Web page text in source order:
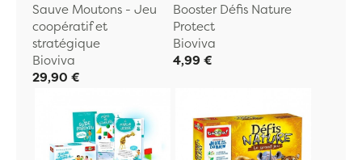
Sauve Moutons - Jeu
coopératif et
stratégique
Bioviva
29,90 €
Booster Défis Nature
Protect
Bioviva
4,99 €